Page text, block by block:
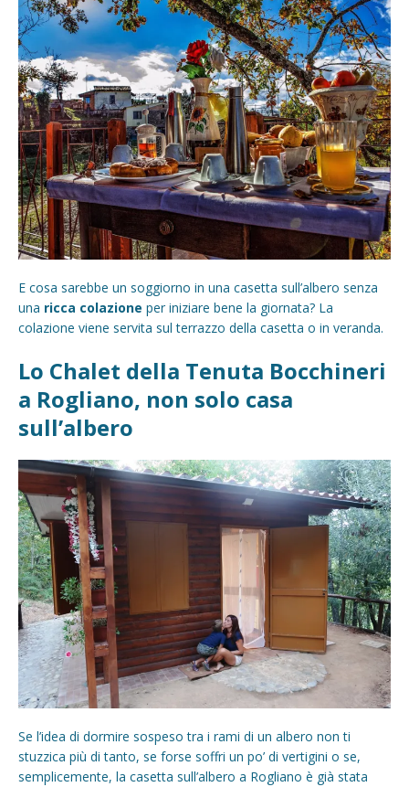
E cosa sarebbe un soggiorno in una casetta sull’albero senza
una ricca colazione per iniziare bene la giornata? La
colazione viene servita sul terrazzo della casetta o in veranda.
Lo Chalet della Tenuta Bocchineri
a Rogliano, non solo casa
sull’albero
Se l’idea di dormire sospeso tra i rami di un albero non ti
stuzzica più di tanto, se forse soffri un po’ di vertigini o se,
semplicemente, la casetta sull’albero a Rogliano è già stata